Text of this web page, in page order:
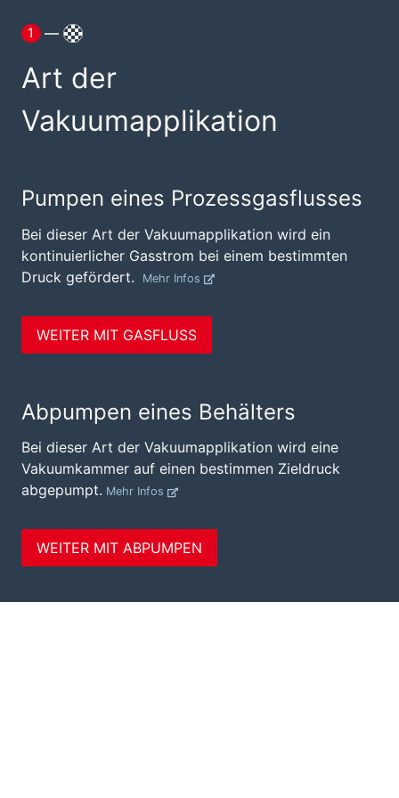
1
Art der
Vakuumapplikation
Pumpen eines Prozessgasflusses
Bei dieser Art der Vakuumapplikation wird ein
kontinuierlicher Gasstrom bei einem bestimmten
Druck gefördert.
Mehr Infos
WEITER MIT GASFLUSS
Abpumpen eines Behälters
Bei dieser Art der Vakuumapplikation wird eine
Vakuumkammer auf einen bestimmen Zieldruck
abgepumpt. Mehr Infos
WEITER MIT ABPUMPEN